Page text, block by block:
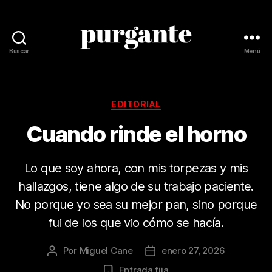
Buscar Menú
Categorías
EDITORIAL
Cuando rinde el horno
Lo que soy ahora, con mis torpezas y mis
hallazgos, tiene algo de su trabajo paciente.
No porque yo sea su mejor pan, sino porque
fui de los que vio cómo se hacía.
Autor
Por Miguel Cane
Fecha
de
enero 27, 2026